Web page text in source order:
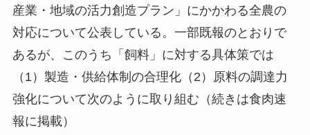
産業・地域の活力創造プラン」にかかわる全農の
対応について公表している。一部既報のとおりで
あるが、このうち「飼料」に対する具体策では
（1）製造・供給体制の合理化（2）原料の調達力
強化について次のように取り組む（続きは食肉速
報に掲載）